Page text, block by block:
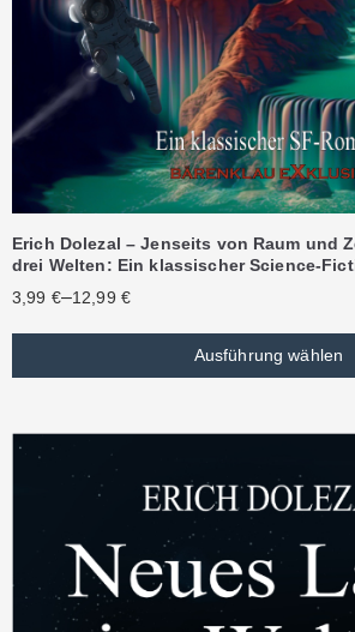
Erich Dolezal – Jenseits von Raum und
drei Welten: Ein klassischer Science-
3,99 €–12,99 €
Ausführung wählen